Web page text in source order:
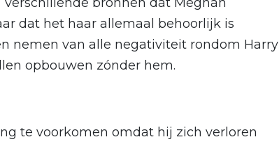
dat het haar allemaal behoorlijk is
nemen van alle negativiteit rondom Harry
opbouwen zónder hem.
te voorkomen omdat hij zich verloren